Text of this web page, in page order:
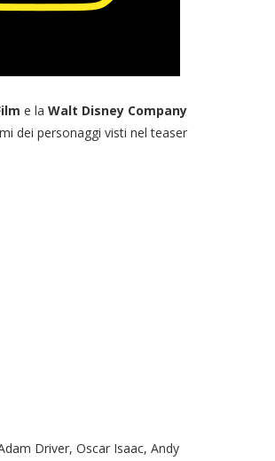
e la Walt Disney Company
dei personaggi visti nel teaser
Driver, Oscar Isaac, Andy